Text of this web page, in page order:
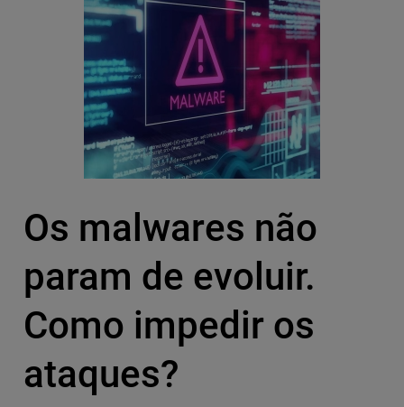
Os malwares não
param de evoluir.
Como impedir os
ataques?